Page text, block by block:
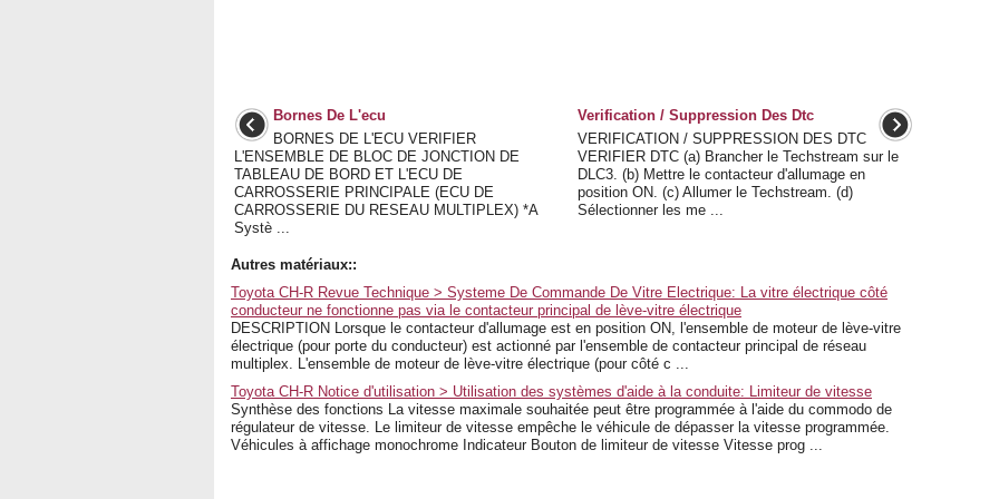
Bornes De L'ecu
BORNES DE L'ECU VERIFIER
L'ENSEMBLE DE BLOC DE JONCTION DE
TABLEAU DE BORD ET L'ECU DE
CARROSSERIE PRINCIPALE (ECU DE
CARROSSERIE DU RESEAU MULTIPLEX) *A
Systè ...
Verification / Suppression Des Dtc
VERIFICATION / SUPPRESSION DES DTC
VERIFIER DTC (a) Brancher le Techstream sur le
DLC3. (b) Mettre le contacteur d'allumage en
position ON. (c) Allumer le Techstream. (d)
Sélectionner les me ...
Autres matériaux::
Toyota CH-R Revue Technique > Systeme De Commande De Vitre Electrique: La vitre électrique côté
conducteur ne fonctionne pas via le contacteur principal de lève-vitre électrique
DESCRIPTION Lorsque le contacteur d'allumage est en position ON, l'ensemble de moteur de lève-vitre
électrique (pour porte du conducteur) est actionné par l'ensemble de contacteur principal de réseau
multiplex. L'ensemble de moteur de lève-vitre électrique (pour côté c ...
Toyota CH-R Notice d'utilisation > Utilisation des systèmes d'aide à la conduite: Limiteur de vitesse
Synthèse des fonctions La vitesse maximale souhaitée peut être programmée à l'aide du commodo de
régulateur de vitesse. Le limiteur de vitesse empêche le véhicule de dépasser la vitesse programmée.
Véhicules à affichage monochrome Indicateur Bouton de limiteur de vitesse Vitesse prog ...